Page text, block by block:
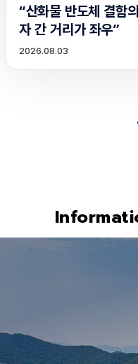
“산화물 반도체 결함
자 간 거리가 좌우”
2026.08.03